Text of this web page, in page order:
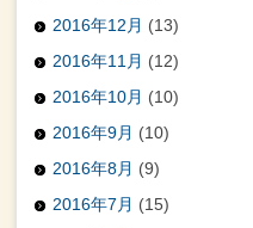
2016年12月 (13)
2016年11月 (12)
2016年10月 (10)
2016年9月 (10)
2016年8月 (9)
2016年7月 (15)